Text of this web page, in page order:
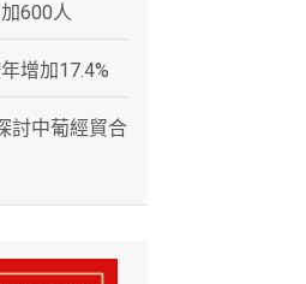
600人
增加17.4%
討中葡經貿合